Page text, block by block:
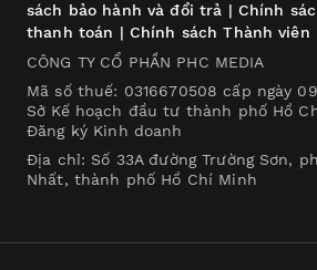
sách bảo hành và đổi trả | Chính
thanh toán | Chính sách Thành viên
CÔNG TY CỔ PHẦN PHC MEDIA
Mã số thuế: 0316670508 cấp ngày
Sở Kế hoạch đầu tư thành phố Hồ
Đăng ký Kinh doanh
Địa chỉ: Số 33A đường Trường Sơn,
Nhất, thành phố Hồ Chí Minh